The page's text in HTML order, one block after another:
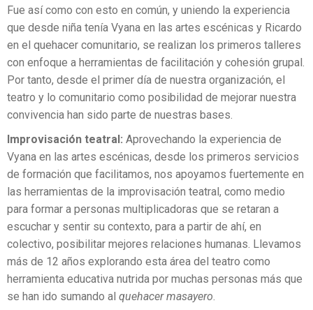
Fue así como con esto en común, y uniendo la experiencia
que desde niña tenía Vyana en las artes escénicas y Ricardo
en el quehacer comunitario, se realizan los primeros talleres
con enfoque a herramientas de facilitación y cohesión grupal.
Por tanto, desde el primer día de nuestra organización, el
teatro y lo comunitario como posibilidad de mejorar nuestra
convivencia han sido parte de nuestras bases.
Improvisación teatral: Aprovechando la experiencia de
Vyana en las artes escénicas, desde los primeros servicios
de formación que facilitamos, nos apoyamos fuertemente en
las herramientas de la improvisación teatral, como medio
para formar a personas multiplicadoras que se retaran a
escuchar y sentir su contexto, para a partir de ahí, en
colectivo, posibilitar mejores relaciones humanas. Llevamos
más de 12 años explorando esta área del teatro como
herramienta educativa nutrida por muchas personas más que
se han ido sumando al quehacer masayero